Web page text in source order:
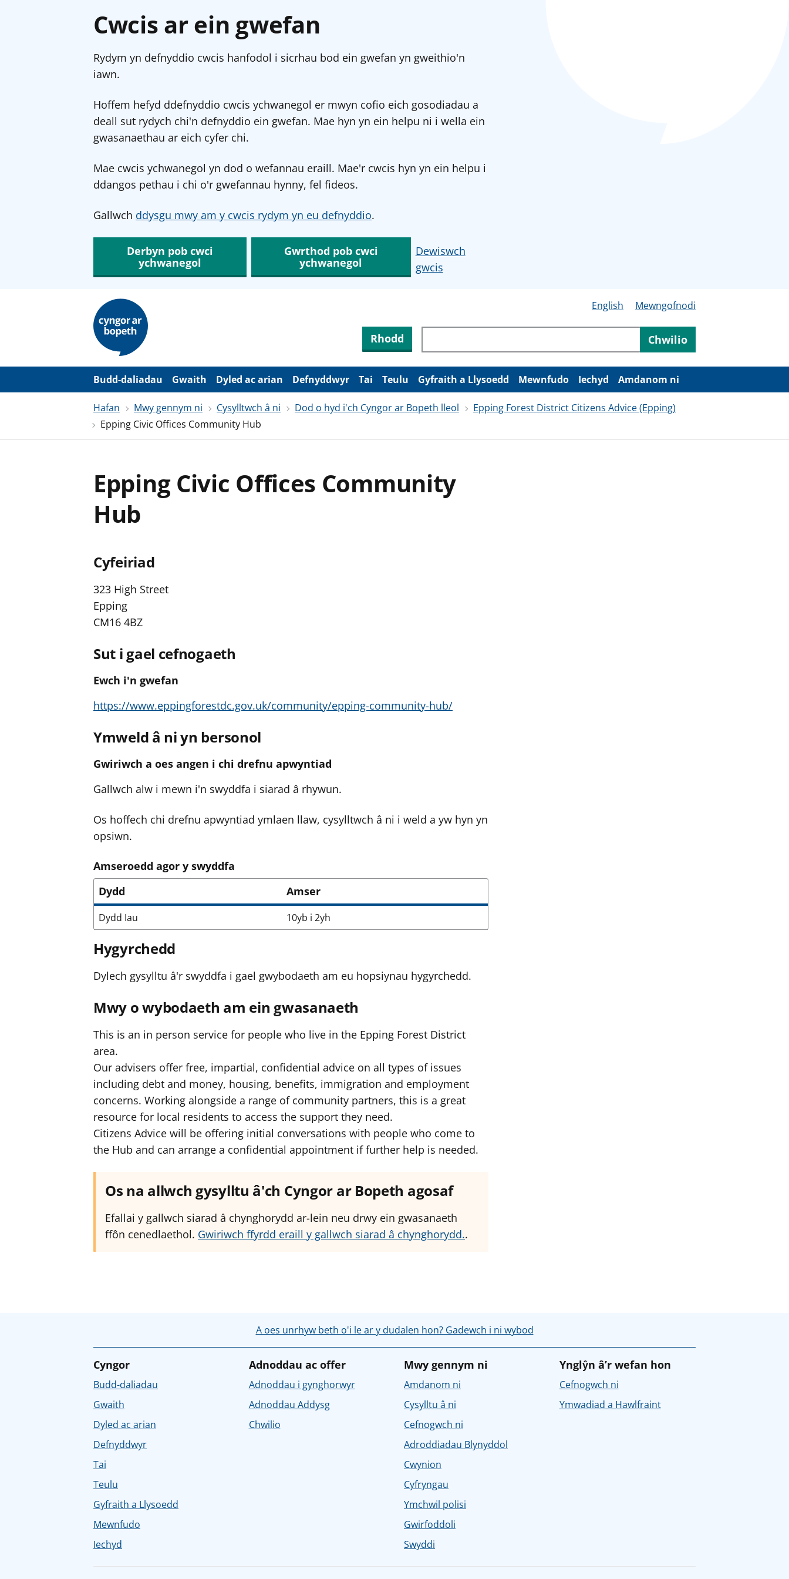
Cwcis ar ein gwefan
Rydym yn defnyddio cwcis hanfodol i sicrhau bod ein gwefan yn gweithio'n
iawn.
Hoffem hefyd ddefnyddio cwcis ychwanegol er mwyn cofio eich gosodiadau a
deall sut rydych chi'n defnyddio ein gwefan. Mae hyn yn ein helpu ni i wella ein
gwasanaethau ar eich cyfer chi.
Mae cwcis ychwanegol yn dod o wefannau eraill. Mae'r cwcis hyn yn ein helpu i
ddangos pethau i chi o'r gwefannau hynny, fel fideos.
Gallwch ddysgu mwy am y cwcis rydym yn eu defnyddio.
Derbyn pob cwci
ychwanegol
Gwrthod pob cwci
ychwanegol
Dewiswch
gwcis
i
g
English Mewngofnodi
Rhodd Chwilio
Budd-daliadau Gwaith Dyled ac arian Defnyddwyr Tai Teulu Gyfraith a Llysoedd Mewnfudo Iechyd Amdanom ni
Hafan Mwy gennym ni Cysylltwch â ni Dod o hyd i'ch Cyngor ar Bopeth lleol
Epping Forest District Citizens Advice (Epping)
Epping Civic Offices Community Hub
Epping Civic Offices Community
Hub
Cyfeiriad
323 High Street
Epping
CM16 4BZ
Sut i gael cefnogaeth
Ewch i'n gwefan
https://www.eppingforestdc.gov.uk/community/epping-community-hub/
Ymweld â ni yn bersonol
Gwiriwch a oes angen i chi drefnu apwyntiad
Gallwch alw i mewn i'n swyddfa i siarad â rhywun.
Os hoffech chi drefnu apwyntiad ymlaen llaw, cysylltwch â ni i weld a yw hyn yn
opsiwn.
Amseroedd agor y swyddfa
Dydd
Amser
Dydd Iau 10yb i 2yh
Hygyrchedd
Dylech gysylltu â'r swyddfa i gael gwybodaeth am eu hopsiynau hygyrchedd.
Mwy o wybodaeth am ein gwasanaeth
This is an in person service for people who live in the Epping Forest District
area.
Our advisers offer free, impartial, confidential advice on all types of issues
including debt and money, housing, benefits, immigration and employment
concerns. Working alongside a range of community partners, this is a great
resource for local residents to access the support they need.
Citizens Advice will be offering initial conversations with people who come to
the Hub and can arrange a confidential appointment if further help is needed.
Os na allwch gysylltu â'ch Cyngor ar Bopeth agosaf
Efallai y gallwch siarad â chynghorydd ar-lein neu drwy ein gwasanaeth
ffôn cenedlaethol. Gwiriwch ffyrdd eraill y gallwch siarad â chynghorydd..
A oes unrhyw beth o'i le ar y dudalen hon? Gadewch i ni wybod
Cyngor
Budd-daliadau
Gwaith
Dyled ac arian
Defnyddwyr
Tai
Teulu
Gyfraith a Llysoedd
Mewnfudo
Iechyd
Adnoddau ac offer
Adnoddau i gynghorwyr
Adnoddau Addysg
Chwilio
Mwy gennym ni
Amdanom ni
Cysylltu â ni
Cefnogwch ni
Adroddiadau Blynyddol
Cwynion
Cyfryngau
Ymchwil polisi
Gwirfoddoli
Swyddi
Ynglŷn â’r wefan hon
Cefnogwch ni
Ymwadiad a Hawlfraint